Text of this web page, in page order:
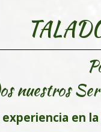
nuestros
en